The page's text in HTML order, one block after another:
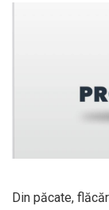
Din păcate,